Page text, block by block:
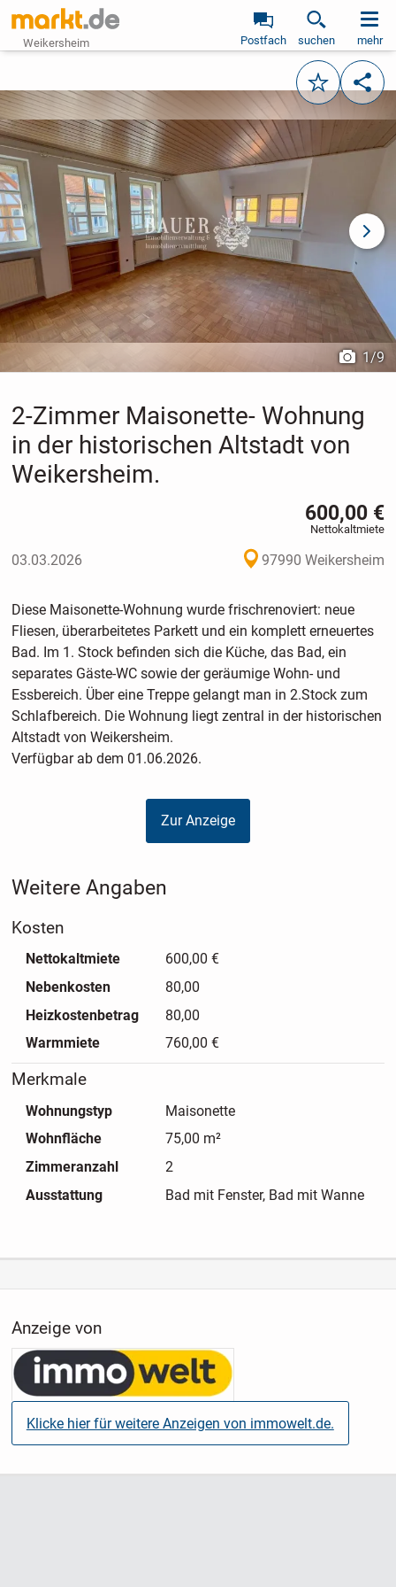
Weikersheim Postfach suchen mehr
Merken
vorheriges Bild
1/9
2-Zimmer Maisonette- Wohnung
in der historischen Altstadt von
Weikersheim.
600,00 €
Nettokaltmiete
03.03.2026 97990 Weikersheim
Diese Maisonette-Wohnung wurde frischrenoviert: neue
Fliesen, überarbeitetes Parkett und ein komplett erneuertes
Bad. Im 1. Stock befinden sich die Küche, das Bad, ein
separates Gäste-WC sowie der geräumige Wohn- und
Essbereich. Über eine Treppe gelangt man in 2.Stock zum
Schlafbereich. Die Wohnung liegt zentral in der historischen
Altstadt von Weikersheim.
Verfügbar ab dem 01.06.2026.
Zur Anzeige
Weitere Angaben
Kosten
Nettokaltmiete
600,00 €
Nebenkosten
80,00
Heizkostenbetrag
80,00
Warmmiete
760,00 €
Merkmale
Wohnungstyp
Maisonette
Wohnfläche
75,00 m²
Zimmeranzahl
2
Ausstattung
Bad mit Fenster, Bad mit Wanne
Anzeige von
Klicke hier für weitere Anzeigen von immowelt.de.